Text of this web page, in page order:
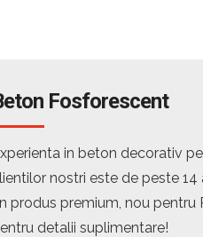
Fosforescent
in beton decorativ
nostri este de peste
produs premium, nou
detalii suplimentare!